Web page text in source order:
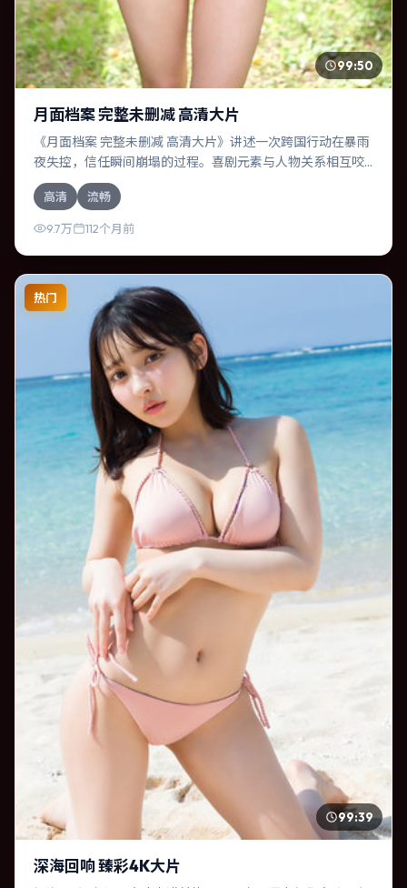
99:50
月面档案 完整未删减 高清大片
《月面档案 完整未删减 高清大片》讲述一次跨国行动在暴雨
夜失控，信任瞬间崩塌的过程。喜剧元素与人物关系相互咬
合，菅田将晖、黄政民的对手戏尤为出彩。导演罗素兄弟善
于在长镜头中积蓄张力，本片亦在日本实地取景，增强真实
质感。
高清 流畅
9.7万 112个月前
热门
99:39
深海回响 臻彩4K大片